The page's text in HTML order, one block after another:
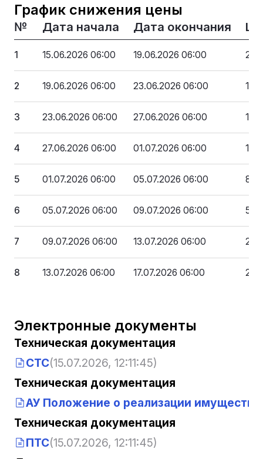
График снижения цены
№ Дата начала Дата окончания
1 15.06.2026 06:00 19.06.2026 06:00 2
2 19.06.2026 06:00 23.06.2026 06:00 1
3 23.06.2026 06:00 27.06.2026 06:00 1
4 27.06.2026 06:00 01.07.2026 06:00 1
5 01.07.2026 06:00 05.07.2026 06:00
6 05.07.2026 06:00 09.07.2026 06:00
7 09.07.2026 06:00 13.07.2026 06:00 211
8 13.07.2026 06:00 17.07.2026 06:00 21
Электронные документы
Техническая документация
СТС(15.07.2026, 12:11:45)
Техническая документация
АУ Положение о реализации
Техническая документация
ПТС(15.07.2026, 12:11:45)